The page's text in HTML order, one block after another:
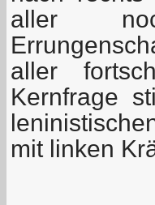
aller
aller
Kernfrage
mit linken